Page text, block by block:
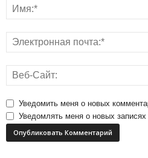
Уведомить меня о новых
Уведомлять меня о новых записях